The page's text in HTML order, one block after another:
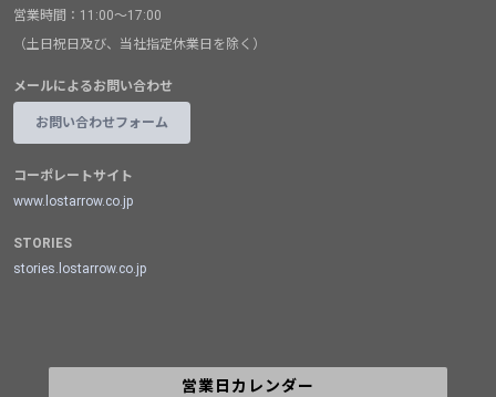
営業時間：11:00～17:00
（土日祝日及び、当社指定休業日を除く）
メールによるお問い合わせ
お問い合わせフォーム
コーポレートサイト
www.lostarrow.co.jp
STORIES
stories.lostarrow.co.jp
営業日カレンダー